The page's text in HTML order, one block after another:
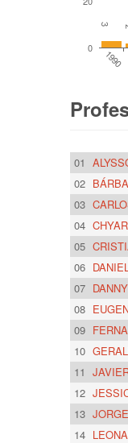
3
1990
0
01
02
03
04
05
06
07
08
09
10
11
12
13
14